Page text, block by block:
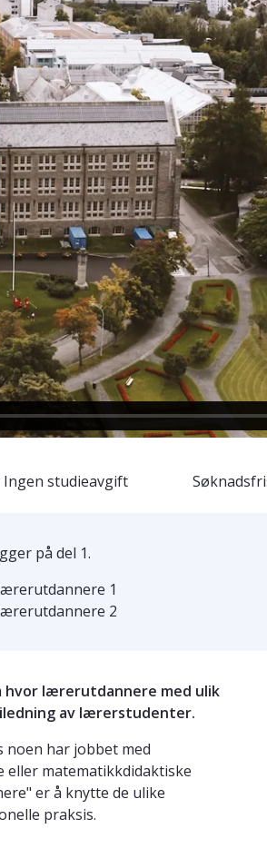
Ingen studieavgift
på del 1.
1
2
lærerutdannere med ulik
av lærerstudenter.
har jobbet med
eller matematikkdidaktiske
er å knytte de ulike
praksis.